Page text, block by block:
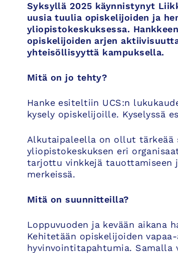
Syksyllä 2025 käynnistynyt
uusia tuulia opiskelijoiden ja
yliopistokeskuksessa.
opiskelijoiden arjen
yhteisöllisyyttä kampuksella.
Mitä on jo tehty?
Hanke esiteltiin UCS:n
kysely opiskelijoille. Kyselyssä
Alkutaipaleella on ollut tärkeää
yliopistokeskuksen eri
tarjottu vinkkejä tauottamiseen
merkeissä.
Mitä on suunnitteilla?
Loppuvuoden ja kevään aikana
Kehitetään opiskelijoiden
hyvinvointitapahtumia.